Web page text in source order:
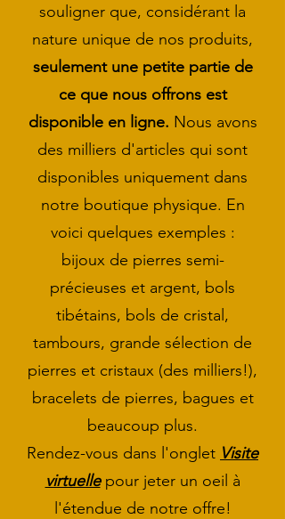
souligner que, considérant la
nature unique de nos produits,
seulement une petite partie de
ce que nous offrons est
disponible en ligne. Nous avons
des milliers d'articles qui sont
disponibles uniquement dans
notre boutique physique. En
voici quelques exemples :
bijoux de pierres semi-
précieuses et argent, bols
tibétains, bols de cristal,
tambours, grande sélection de
pierres et cristaux (des milliers!),
bracelets de pierres, bagues et
beaucoup plus.
Rendez-vous dans l'onglet Visite
virtuellepour jeter un oeil à
l'étendue de notre offre!